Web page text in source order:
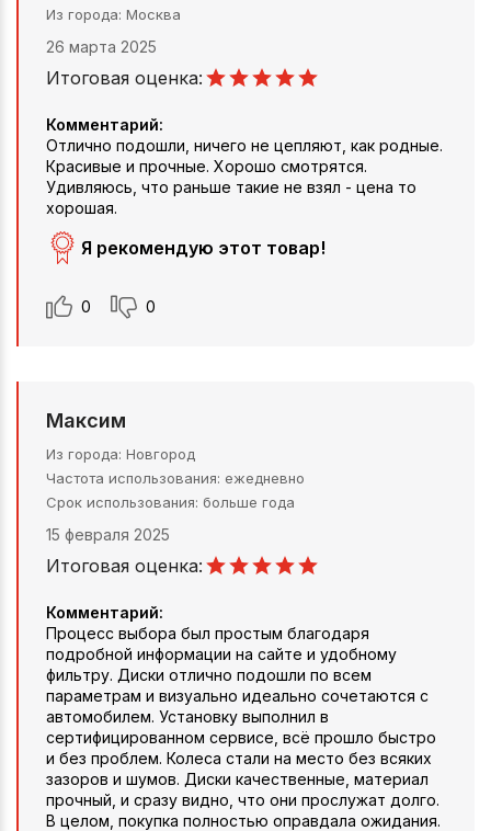
Из города Москва
26 марта 2025
Итоговая оценка:
Комментарий:
Отлично подошли, ничего не цепляют, как родные.
Красивые и прочные. Хорошо смотрятся.
Удивляюсь, что раньше такие не взял - цена то
хорошая.
Я рекомендую этот товар!
0 0
Максим
Из города Новгород
Частота использования ежедневно
Срок использования больше года
15 февраля 2025
Итоговая оценка:
Комментарий:
Процесс выбора был простым благодаря
подробной информации на сайте и удобному
фильтру. Диски отлично подошли по всем
параметрам и визуально идеально сочетаются с
автомобилем. Установку выполнил в
сертифицированном сервисе, всё прошло быстро
и без проблем. Колеса стали на место без всяких
зазоров и шумов. Диски качественные, материал
прочный, и сразу видно, что они прослужат долго.
В целом, покупка полностью оправдала ожидания.